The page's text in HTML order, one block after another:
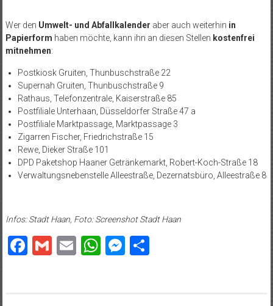
Wer den Umwelt- und Abfallkalender aber auch weiterhin in
Papierform haben möchte, kann ihn an diesen Stellen kostenfrei
mitnehmen:
Postkiosk Gruiten, Thunbuschstraße 22
Supernah Gruiten, Thunbuschstraße 9
Rathaus, Telefonzentrale, Kaiserstraße 85
Postfiliale Unterhaan, Düsseldorfer Straße 47 a
Postfiliale Marktpassage, Marktpassage 3
Zigarren Fischer, Friedrichstraße 15
Rewe, Dieker Straße 101
DPD Paketshop Haaner Getränkemarkt, Robert-Koch-Straße 18
Verwaltungsnebenstelle Alleestraße, Dezernatsbüro, Alleestraße 8
Infos: Stadt Haan, Foto: Screenshot Stadt Haan
Facebook
GmailEmailWhatsApp
Messenger